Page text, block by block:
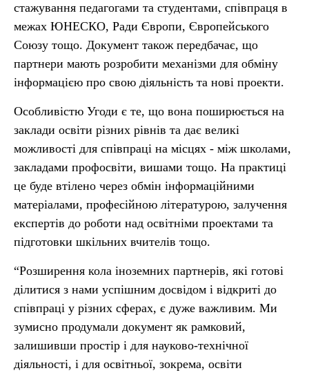
стажування педагогами та студентами, співпраця в
межах ЮНЕСКО, Ради Європи, Європейського
Союзу тощо. Документ також передбачає, що
партнери мають розробити механізми для обміну
інформацією про свою діяльність та нові проекти.
Особливістю Угоди є те, що вона поширюється на
заклади освіти різних рівнів та дає великі
можливості для співпраці на місцях - між школами,
закладами профосвіти, вишами тощо. На практиці
це буде втілено через обмін інформаційними
матеріалами, професійною літературою, залучення
експертів до роботи над освітніми проектами та
підготовки шкільних вчителів тощо.
“Розширення кола іноземних партнерів, які готові
ділитися з нами успішним досвідом і відкриті до
співпраці у різних сферах, є дуже важливим. Ми
зумисно продумали документ як рамковий,
залишивши простір і для науково-технічної
діяльності, і для освітньої, зокрема, освіти